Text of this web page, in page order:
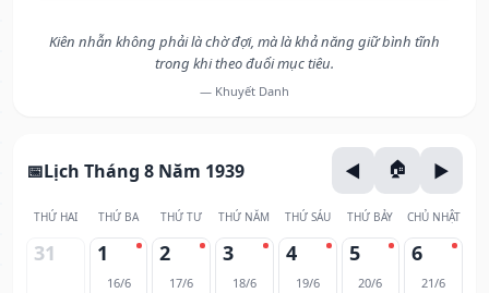
Kiên nhẫn không phải là chờ đợi, mà là khả năng giữ bình tĩnh
trong khi theo đuổi mục tiêu.
— Khuyết Danh
Lịch Tháng 8 Năm 1939
THỨ HAI THỨ BA THỨ TƯ THỨ NĂM THỨ SÁU THỨ BẢY CHỦ NHẬT
31 1
16/6
2
17/6
3
18/6
4
19/6
5
20/6
6
21/6